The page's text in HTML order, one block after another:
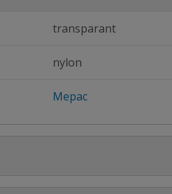
transparant
nylon
Mepac